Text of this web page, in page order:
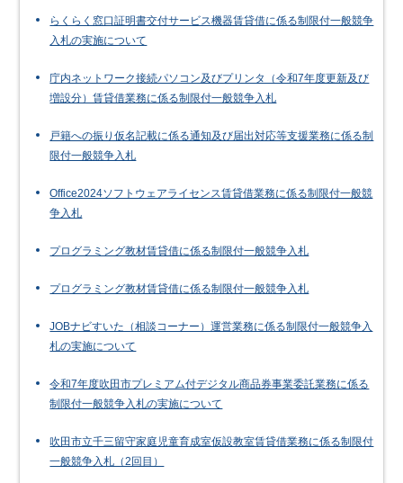
らくらく窓口証明書交付サービス機器賃貸借に係る制限付一般競争
入札の実施について
庁内ネットワーク接続パソコン及びプリンタ（令和7年度更新及び
増設分）賃貸借業務に係る制限付一般競争入札
戸籍への振り仮名記載に係る通知及び届出対応等支援業務に係る制
限付一般競争入札
Office2024ソフトウェアライセンス賃貸借業務に係る制限付一般競
争入札
プログラミング教材賃貸借に係る制限付一般競争入札
プログラミング教材賃貸借に係る制限付一般競争入札
JOBナビすいた（相談コーナー）運営業務に係る制限付一般競争入
札の実施について
令和7年度吹田市プレミアム付デジタル商品券事業委託業務に係る
制限付一般競争入札の実施について
吹田市立千三留守家庭児童育成室仮設教室賃貸借業務に係る制限付
一般競争入札（2回目）